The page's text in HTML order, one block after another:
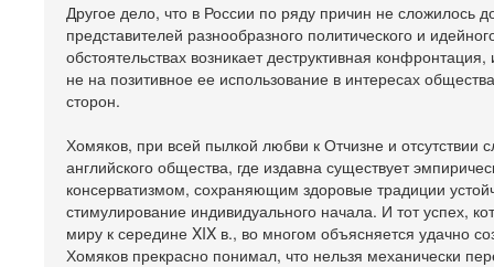
Другое дело, что в России по ряду причин не сложилось
представителей разнообразного политического и
обстоятельствах возникает деструктивная
не на позитивное ее использование в интересах
сторон.
Хомяков, при всей пылкой любви к Отчизне и отсутствии
английского общества, где издавна существует
консерватизмом, сохраняющим здоровые традиции
стимулирование индивидуального начала. И тот успех,
миру к середине XIX в., во многом объясняется удачно
Хомяков прекрасно понимал, что нельзя механически